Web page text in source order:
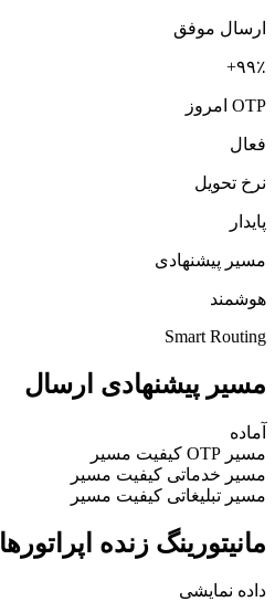
ارسال موفق
۹۹٪+
OTP امروز
فعال
نرخ تحویل
پایدار
مسیر پیشنهادی
هوشمند
Smart Routing
مسیر پیشنهادی ارسال
آماده
مسیر OTP
کیفیت مسیر
مسیر خدماتی کیفیت مسیر
مسیر تبلیغاتی کیفیت مسیر
مانیتورینگ زنده اپراتورها
داده نمایشی